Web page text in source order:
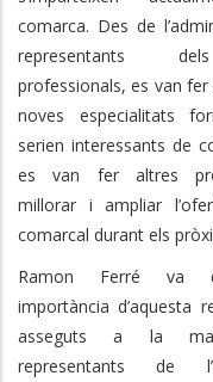
comarca. Des de
representants
professionals, es van
noves especialitats
serien interessants de
es van fer altres
millorar i ampliar
comarcal durant els
Ramon Ferré va
importància d’aquesta
asseguts a la
representants de